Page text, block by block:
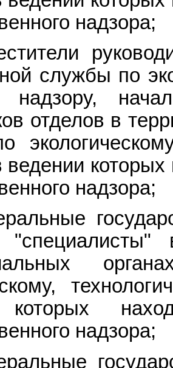
надзора;
службы по
надзору,
отделов в
ведении
надзора;
которых
надзора;